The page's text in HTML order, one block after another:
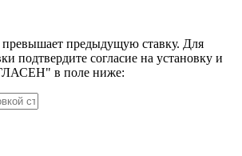
превышает предыдущую ставку. Для
подтвердите согласие на установку и
в поле ниже: